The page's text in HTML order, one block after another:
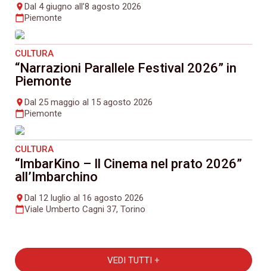
placeDal 4 giugno all’8 agosto 2026
calendar_todayPiemonte
CULTURA
“Narrazioni Parallele Festival 2026” in
Piemonte
placeDal 25 maggio al 15 agosto 2026
calendar_todayPiemonte
CULTURA
“ImbarKino – Il Cinema nel prato 2026”
all’Imbarchino
placeDal 12 luglio al 16 agosto 2026
calendar_todayViale Umberto Cagni 37, Torino
VEDI TUTTI +